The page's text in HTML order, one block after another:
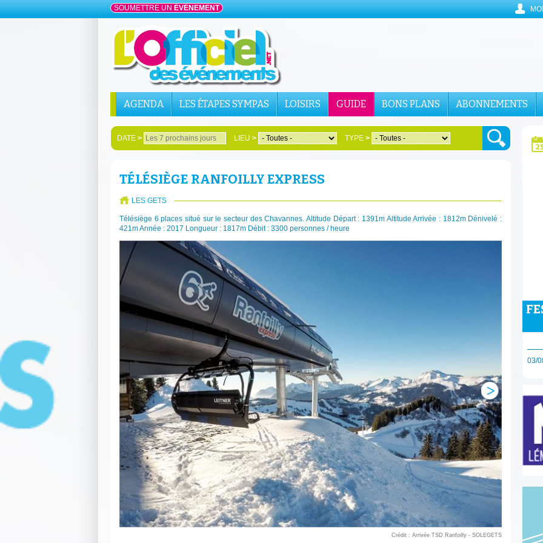
SOUMETTRE UN ÉVÉNEMENT
AGENDA LES ÉTAPES SYMPAS LOISIRS GUIDE BONS PLANS ABONNEMENTS
DATE> LIEU> TYPE>
TÉLÉSIÈGE RANFOILLY EXPRESS
LES GETS
Télésiège 6 places situé sur le secteur des Chavannes. Altitude Départ : 1391m Altitude Arrivée : 1812m Dénivelé :
421m Année : 2017 Longueur : 1817m Débit : 3300 personnes / heure
Crédit : Arrivée TSD Ranfoilly - SOLEGETS
03/